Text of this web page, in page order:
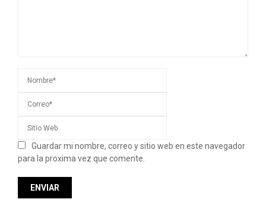
Guardar mi nombre, correo y sitio web en este navegador
para la proxima vez que comente.